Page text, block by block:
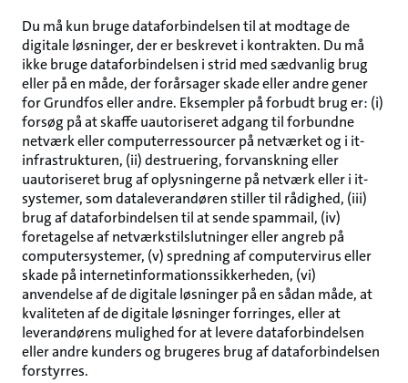
Du må kun bruge dataforbindelsen til at modtage de
digitale løsninger, der er beskrevet i kontrakten. Du må
ikke bruge dataforbindelsen i strid med sædvanlig brug
eller på en måde, der forårsager skade eller andre gener
for Grundfos eller andre. Eksempler på forbudt brug er: (i)
forsøg på at skaffe uautoriseret adgang til forbundne
netværk eller computerressourcer på netværket og i it-
infrastrukturen, (ii) destruering, forvanskning eller
uautoriseret brug af oplysningerne på netværk eller i it-
systemer, som dataleverandøren stiller til rådighed, (iii)
brug af dataforbindelsen til at sende spammail, (iv)
foretagelse af netværkstilslutninger eller angreb på
computersystemer, (v) spredning af computervirus eller
skade på internetinformationssikkerheden, (vi)
anvendelse af de digitale løsninger på en sådan måde, at
kvaliteten af de digitale løsninger forringes, eller at
leverandørens mulighed for at levere dataforbindelsen
eller andre kunders og brugeres brug af dataforbindelsen
forstyrres.